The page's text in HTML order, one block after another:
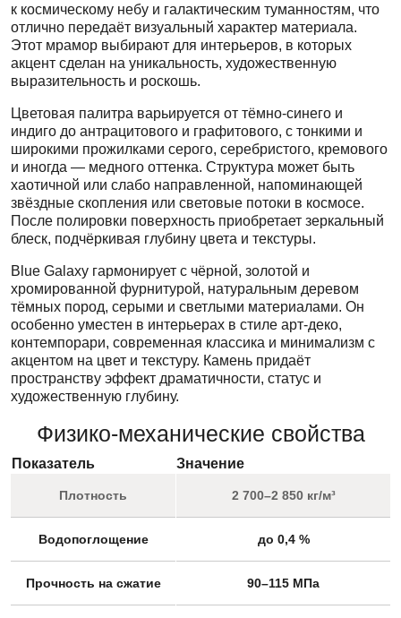
к космическому небу и галактическим туманностям, что
отлично передаёт визуальный характер материала.
Этот мрамор выбирают для интерьеров, в которых
акцент сделан на уникальность, художественную
выразительность и роскошь.
Цветовая палитра варьируется от тёмно-синего и
индиго до антрацитового и графитового, с тонкими и
широкими прожилками серого, серебристого, кремового
и иногда — медного оттенка. Структура может быть
хаотичной или слабо направленной, напоминающей
звёздные скопления или световые потоки в космосе.
После полировки поверхность приобретает зеркальный
блеск, подчёркивая глубину цвета и текстуры.
Blue Galaxy гармонирует с чёрной, золотой и
хромированной фурнитурой, натуральным деревом
тёмных пород, серыми и светлыми материалами. Он
особенно уместен в интерьерах в стиле арт-деко,
контемпорари, современная классика и минимализм с
акцентом на цвет и текстуру. Камень придаёт
пространству эффект драматичности, статус и
художественную глубину.
Физико-механические свойства
Показатель Значение
Плотность 2 700–2 850 кг/м³
Водопоглощение до 0,4 %
Прочность на сжатие 90–115 МПа